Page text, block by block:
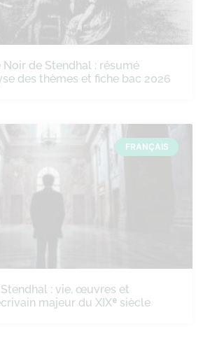
Noir de Stendhal : résumé
des thèmes et fiche bac 2026
FRANÇAIS
: vie, œuvres et
majeur du XIXᵉ siècle